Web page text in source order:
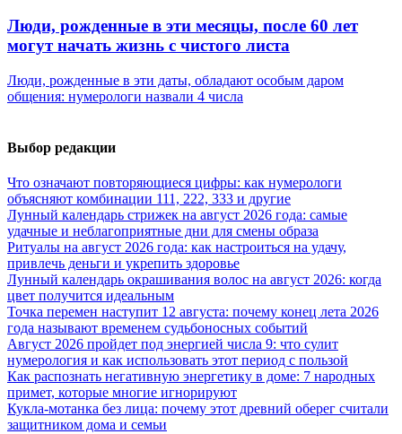
Люди, рожденные в эти месяцы, после 60 лет
могут начать жизнь с чистого листа
Люди, рожденные в эти даты, обладают особым даром
общения: нумерологи назвали 4 числа
Выбор редакции
Что означают повторяющиеся цифры: как нумерологи
объясняют комбинации 111, 222, 333 и другие
Лунный календарь стрижек на август 2026 года: самые
удачные и неблагоприятные дни для смены образа
Ритуалы на август 2026 года: как настроиться на удачу,
привлечь деньги и укрепить здоровье
Лунный календарь окрашивания волос на август 2026: когда
цвет получится идеальным
Точка перемен наступит 12 августа: почему конец лета 2026
года называют временем судьбоносных событий
Август 2026 пройдет под энергией числа 9: что сулит
нумерология и как использовать этот период с пользой
Как распознать негативную энергетику в доме: 7 народных
примет, которые многие игнорируют
Кукла-мотанка без лица: почему этот древний оберег считали
защитником дома и семьи